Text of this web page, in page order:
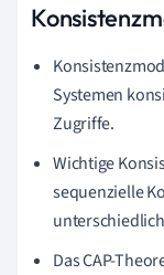
Systemen
Zugriffe.
Wichtige
sequenzielle
Das CAP-